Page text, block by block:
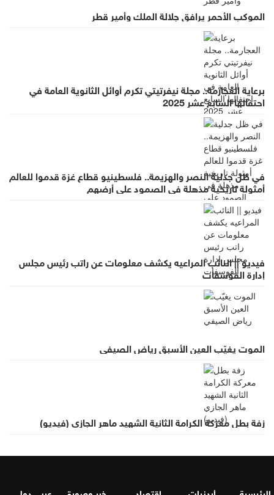
الموكب الأحمر يرافق جلالة الملك وأمير قطر
برعاية العجارمة.. مجلة نيفرتيتي تكرم أوائل الثانوية العامة في
احتفالها السابع عشر 2025
في ظل جدلية النصر والهزيمة.. فلسطينيو قطاع غزة قدموا للعالم
أمثولة تاريخية مذهلة في الصمود على أرضهم
فيديو || النائب المراعيه يكشف معلومات عن راتب رئيس مجلس
إدارة الفوسفات
الموت يغيّب العين الأسبق رياض الصيفي
زفة بطل معركة الكرامة الثانية الشهيد ماهر الجازي (فيديو)